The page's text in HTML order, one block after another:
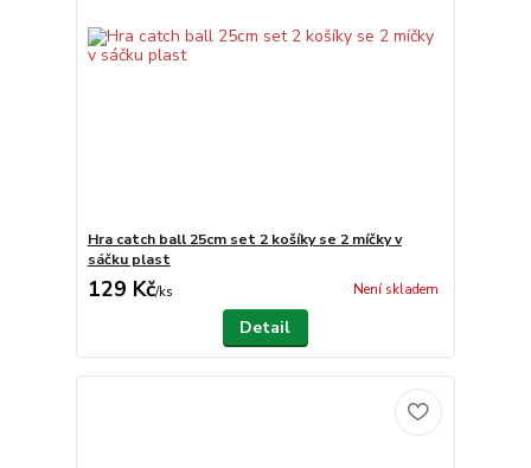
Hra catch ball 25cm set 2 košíky se 2 míčky v
sáčku plast
129 Kč/ks Není skladem
Detail